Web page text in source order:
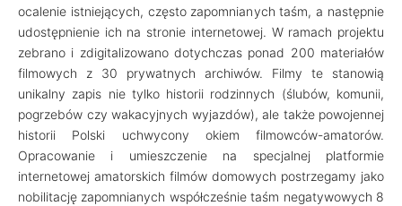
ocalenie istniejących, często zapomnianych taśm, a następnie
udostępnienie ich na stronie internetowej. W ramach projektu
zebrano i zdigitalizowano dotychczas ponad 200 materiałów
filmowych z 30 prywatnych archiwów. Filmy te stanowią
unikalny zapis nie tylko historii rodzinnych (ślubów, komunii,
pogrzebów czy wakacyjnych wyjazdów), ale także powojennej
historii Polski uchwycony okiem filmowców-amatorów.
Opracowanie i umieszczenie na specjalnej platformie
internetowej amatorskich filmów domowych postrzegamy jako
nobilitację zapomnianych współcześnie taśm negatywowych 8